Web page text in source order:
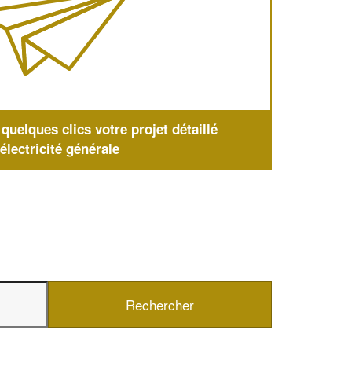
clics votre projet détaillé
générale